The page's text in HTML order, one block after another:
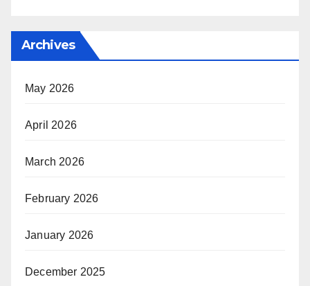
Archives
May 2026
April 2026
March 2026
February 2026
January 2026
December 2025